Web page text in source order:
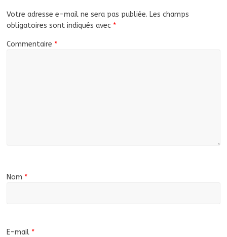
Votre adresse e-mail ne sera pas publiée. Les champs
obligatoires sont indiqués avec *
Commentaire *
Nom *
E-mail *